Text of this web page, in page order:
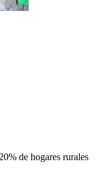
de hogares rurales